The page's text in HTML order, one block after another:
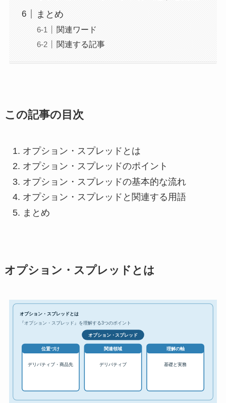
まとめ
関連ワード
関連する記事
この記事の目次
オプション・スプレッドとは
オプション・スプレッドのポイント
オプション・スプレッドの基本的な流れ
オプション・スプレッドと関連する用語
まとめ
オプション・スプレッドとは
オプション・スプレッドとは
『オプション・スプレッド』を理解する3つのポイント
オプション・スプレッド
位置づけ
デリバティブ・商品先
関連領域
デリバティブ
理解の軸
基礎と実務